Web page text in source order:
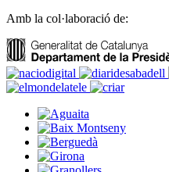
Amb la col·laboració de: